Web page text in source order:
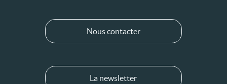
Nous contacter
La newsletter